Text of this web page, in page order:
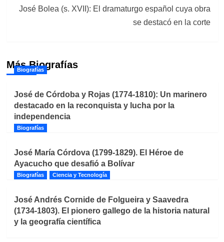
José Bolea (s. XVII): El dramaturgo español cuya obra
se destacó en la corte
Más Biografías
Biografías
José de Córdoba y Rojas (1774-1810): Un marinero
destacado en la reconquista y lucha por la
independencia
Biografías
José María Córdova (1799-1829). El Héroe de
Ayacucho que desafió a Bolívar
Biografías Ciencia y Tecnología
José Andrés Cornide de Folgueira y Saavedra
(1734-1803). El pionero gallego de la historia natural
y la geografía científica